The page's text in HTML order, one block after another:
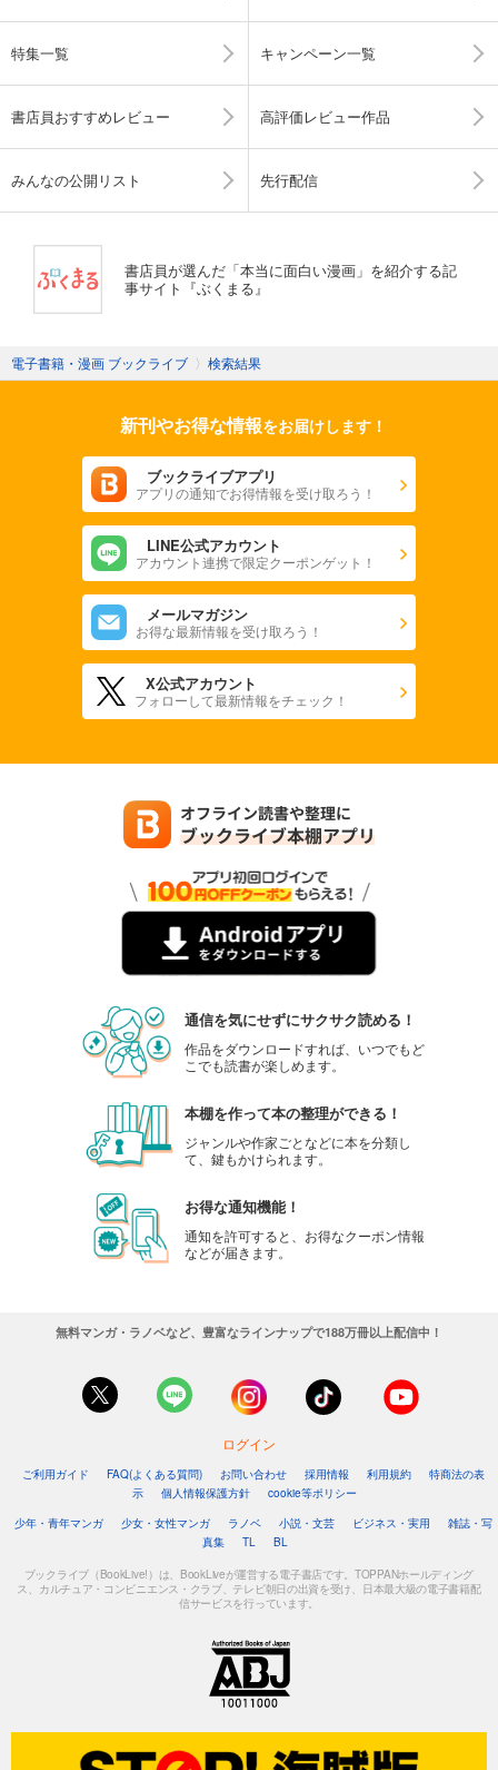
特集一覧 キャンペーン一覧
書店員おすすめレビュー 高評価レビュー作品
みんなの公開リスト 先行配信
書店員が選んだ「本当に面白い漫画」を紹介する記
事サイト『ぶくまる』
電子書籍・漫画 ブックライブ 〉 検索結果
新刊やお得な情報をお届けします！
ブックライブアプリ
アプリの通知でお得情報を受け取ろう！
LINE公式アカウント
アカウント連携で限定クーポンゲット！
メールマガジン
お得な最新情報を受け取ろう！
X公式アカウント
フォローして最新情報をチェック！
通信を気にせずにサクサク読める！
作品をダウンロードすれば、いつでもど
こでも読書が楽しめます。
本棚を作って本の整理ができる！
ジャンルや作家ごとなどに本を分類し
て、鍵もかけられます。
お得な通知機能！
通知を許可すると、お得なクーポン情報
などが届きます。
無料マンガ・ラノベなど、豊富なラインナップで188万冊以上配信中！
ログイン
ご利用ガイド FAQ(よくある質問) お問い合わせ 採用情報 利用規約
特商法の表
示
個人情報保護方針
cookie等ポリシー
少年・青年マンガ
少女・女性マンガ ラノベ 小説・文芸 ビジネス・実用
雑誌・写
真集
TL BL
ブックライブ（BookLive!）は、BookLiveが運営する電子書店です。TOPPANホールディング
ス、カルチュア・コンビニエンス・クラブ、テレビ朝日の出資を受け、日本最大級の電子書籍配
信サービスを行っています。